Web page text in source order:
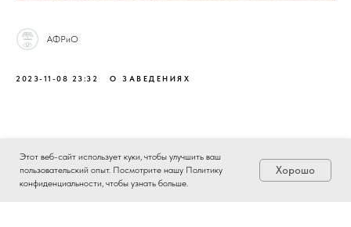
АФРиО
2023-11-08 23:32 О ЗАВЕДЕНИЯХ
Этот веб-сайт использует куки, чтобы улучшить ваш
пользовательский опыт. Посмотрите нашу Политику
конфиденциальности, чтобы узнать больше.
Хорошо